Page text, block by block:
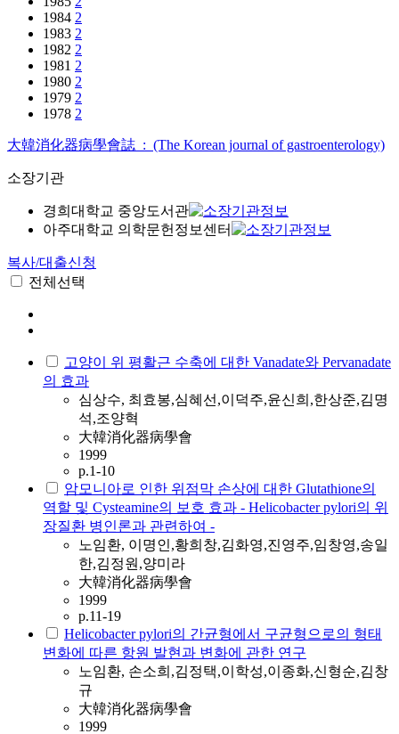
1984 2
1983 2
1982 2
1981 2
1980 2
1979 2
1978 2
大韓消化器病學會誌 : (The Korean journal of gastroenterology)
소장기관
경희대학교 중앙도서관
아주대학교 의학문헌정보센터
복사/대출신청
전체선택
고양이 위 평활근 수축에 대한 Vanadate와 Pervanadate
의 효과
심상수, 최효봉,심혜선,이덕주,윤신희,한상준,김명
석,조양혁
大韓消化器病學會
1999
p.1-10
암모니아로 인한 위점막 손상에 대한 Glutathione의
역할 및 Cysteamine의 보호 효과 - Helicobacter pylori의 위
장질환 병인론과 관련하여 -
노임환, 이명인,황희창,김화영,진영주,임창영,송일
한,김정원,양미라
大韓消化器病學會
1999
p.11-19
Helicobacter pylori의 간균형에서 구균형으로의 형태
변화에 따른 항원 발현과 변화에 관한 연구
노임환, 손소희,김정택,이학성,이종화,신형순,김창
규
大韓消化器病學會
1999